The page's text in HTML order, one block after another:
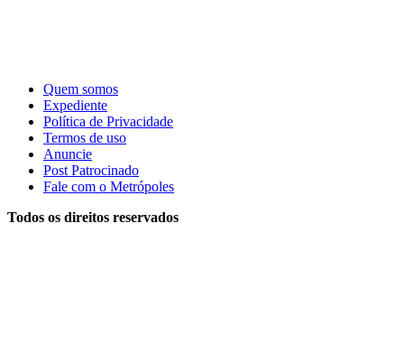
Quem somos
Expediente
Política de Privacidade
Termos de uso
Anuncie
Post Patrocinado
Fale com o Metrópoles
Todos os direitos reservados